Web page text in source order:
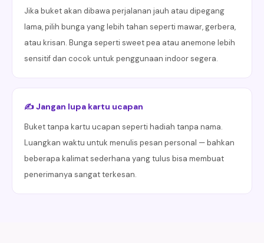
Jika buket akan dibawa perjalanan jauh atau dipegang
lama, pilih bunga yang lebih tahan seperti mawar, gerbera,
atau krisan. Bunga seperti sweet pea atau anemone lebih
sensitif dan cocok untuk penggunaan indoor segera.
✍️ Jangan lupa kartu ucapan
Buket tanpa kartu ucapan seperti hadiah tanpa nama.
Luangkan waktu untuk menulis pesan personal — bahkan
beberapa kalimat sederhana yang tulus bisa membuat
penerimanya sangat terkesan.